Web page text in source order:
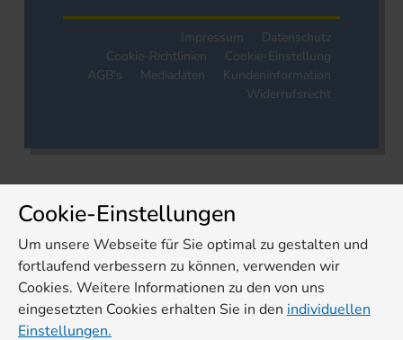
Impressum
Datenschutz
Cookie-Richtlinien
Cookie-Einstellung
AGB's
Mediadaten
Kundeninformation
Widerrufsrecht
Cookie-Einstellungen
Um unsere Webseite für Sie optimal zu gestalten und
fortlaufend verbessern zu können, verwenden wir
Cookies. Weitere Informationen zu den von uns
eingesetzten Cookies erhalten Sie in den individuellen
Einstellungen.